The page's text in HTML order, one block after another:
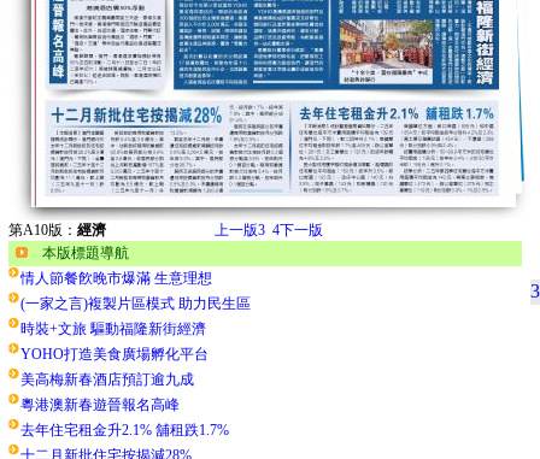
第A10版： 經濟 上一版3 4下一版
本版標題導航
情人節餐飮晚市爆滿 生意理想
(一家之言)複製片區模式 助力民生區
時裝+文旅 驅動福隆新街經濟
YOHO打造美食廣場孵化平台
美高梅新春酒店預訂逾九成
粵港澳新春遊晉報名高峰
去年住宅租金升2.1% 舖租跌1.7%
十二月新批住宅按揭減28%
3